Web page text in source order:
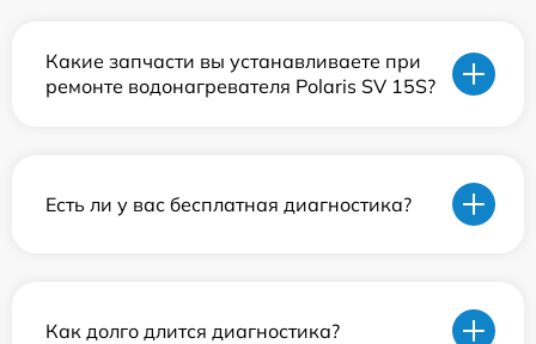
Какие запчасти вы устанавливаете при
ремонте водонагревателя Polaris SV 15S?
Есть ли у вас бесплатная диагностика?
Как долго длится диагностика?